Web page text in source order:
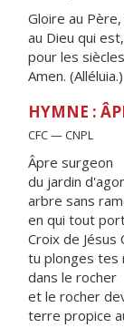
Gloire au
au Dieu qui
pour les
Amen. (Alléluia.)
HYMNE :
CFC — CNPL
Âpre surgeon
du jardin
arbre sans
en qui tout
Croix de Jésus
tu plonges tes
dans le rocher
et le rocher
terre propice